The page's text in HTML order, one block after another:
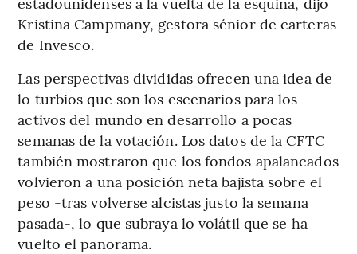
Kristina Campmany, gestora sénior de carteras
de Invesco.
Las perspectivas divididas ofrecen una idea de
lo turbios que son los escenarios para los
activos del mundo en desarrollo a pocas
semanas de la votación. Los datos de la CFTC
también mostraron que los fondos apalancados
volvieron a una posición neta bajista sobre el
peso -tras volverse alcistas justo la semana
pasada-, lo que subraya lo volátil que se ha
vuelto el panorama.